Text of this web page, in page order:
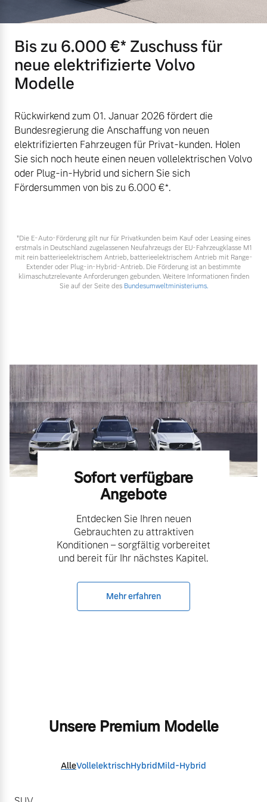
Mehr erfahren
Bis zu 6.000 €⁠* Zuschuss für
neue elektrifizierte Volvo
Modelle
Rückwirkend zum 01. Januar 2026 fördert die
Bundesregierung die Anschaffung von neuen
elektrifizierten Fahrzeugen für Privat-kunden. Holen
Sie sich noch heute einen neuen vollelektrischen Volvo
oder Plug-in-Hybrid und sichern Sie sich
Fördersummen von bis zu 6.000 €⁠*.
*Die E‑Auto-Förderung gilt nur für Privatkunden beim Kauf oder Leasing eines
erstmals in Deutschland zugelassenen Neufahrzeugs der EU-Fahrzeugklasse M1
mit rein batterieelektrischem Antrieb, batterieelektrischem Antrieb mit Range-
Extender oder Plug-in-Hybrid-Antrieb. Die Förderung ist an bestimmte
klimaschutzrelevante Anforderungen gebunden. Weitere Informationen finden
Sie auf der Seite des Bundesumweltministeriums.
Sofort verfügbare
Angebote
Entdecken Sie Ihren neuen
Gebrauchten zu attraktiven
Konditionen – sorgfältig vorbereitet
und bereit für Ihr nächstes Kapitel.
Mehr erfahren
Unsere Premium Modelle
AlleVollelektrischHybridMild-Hybrid